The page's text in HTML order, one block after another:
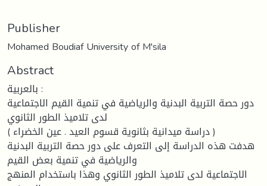
Publisher
Mohamed Boudiaf University of M'sila
Abstract
بالعربية :
دور حصة التربية البدنية والرياضية في تنمية القيم الاجتماعية
لدى تلاميذ الطور الثانوي
( دراسة ميدانية بثانوية قسوم العيد . عين الخضراء )
هدفت هذه الدراسة إلى التعرف على دور حصة التربية البدنية
والرياضية في تنمية بعض القيم
الاجتماعية لدى تلاميذ الطور الثانوي وهذا باستخدام المنهج